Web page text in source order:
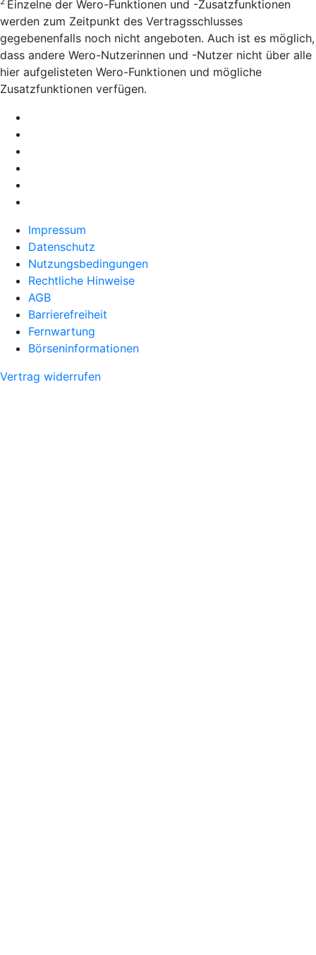
Einzelne der Wero-Funktionen und -Zusatzfunktionen
werden zum Zeitpunkt des Vertragsschlusses
gegebenenfalls noch nicht angeboten. Auch ist es möglich,
dass andere Wero-Nutzerinnen und -Nutzer nicht über alle
hier aufgelisteten Wero-Funktionen und mögliche
Zusatzfunktionen verfügen.
Impressum
Datenschutz
Nutzungsbedingungen
Rechtliche Hinweise
AGB
Barrierefreiheit
Fernwartung
Börseninformationen
Vertrag widerrufen